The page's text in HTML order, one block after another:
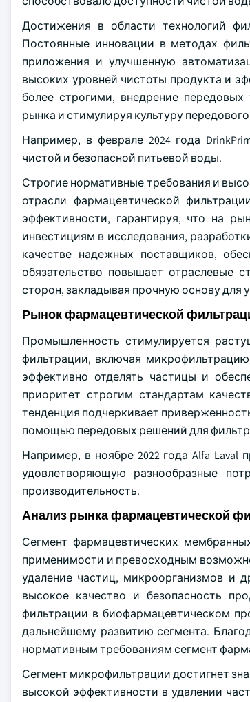
Достижения в области технологий
Постоянные инновации в методах
приложения и улучшенную
высоких уровней чистоты продукта и
более строгими, внедрение
рынка и стимулируя культуру
Например, в феврале 2024 года
чистой и безопасной питьевой воды.
Строгие нормативные требования и
отрасли фармацевтической
эффективности, гарантируя, что на
инвестициям в исследования,
качестве надежных поставщиков,
обязательство повышает отраслевые
сторон, закладывая прочную основу для
Рынок фармацевтической
Промышленность стимулируется
фильтрации, включая
эффективно отделять частицы и
приоритет строгим стандартам
тенденция подчеркивает
помощью передовых решений для
Например, в ноябре 2022 года Alfa
удовлетворяющую разнообразные
производительность.
Анализ рынка фармацевтической
Сегмент фармацевтических
применимости и превосходным
удаление частиц, микроорганизмов и
высокое качество и безопасность
фильтрации в биофармацевтическом
дальнейшему развитию сегмента.
нормативным требованиям сегмент
Сегмент микрофильтрации достигнет
высокой эффективности в удалении